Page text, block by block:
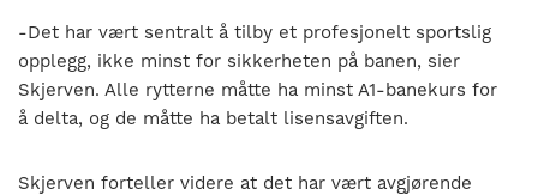
-Det har vært sentralt å tilby et profesjonelt sportslig
opplegg, ikke minst for sikkerheten på banen, sier
Skjerven. Alle rytterne måtte ha minst A1-banekurs for
å delta, og de måtte ha betalt lisensavgiften.
Skjerven forteller videre at det har vært avgjørende